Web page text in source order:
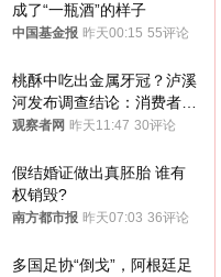
成了“一瓶酒”的样子
中国基金报 昨天00:15 55评论
桃酥中吃出金属牙冠？泸溪
河发布调查结论：消费者已
澄清，所发视频情况不属实
观察者网 昨天11:47 30评论
假结婚证做出真胚胎 谁有
权销毁?
南方都市报 昨天07:03 36评论
多国足协“倒戈”，阿根廷足